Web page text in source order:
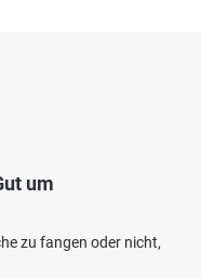
um
zu fangen oder nicht,